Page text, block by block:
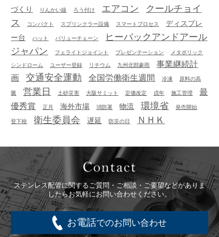
づくり
りんかい線 ろう付け エアコン
クールチョイ
ス
コンパクト スプリンクラー設備 スマートプロセス
ディスプレ
ー台
ハット バリューチェーン
ヒーバックアンドアール
ジャパン
フェライトジョイント プレゼンテーション メタボリック
シンドローム ユーザー登録 リチウム 九州北部豪雨
事業継続計
画
交通安全運動 全国労働衛生週間 冷凍 原料の高
騰 営業日 土砂災害 大阪サミット 定価改定 戌年 施工管理
最
優秀賞
正月 海外市場 消防署 物流 環境省 発売開始
登下校 衛生委員会 遅延 防災の日 ＮＨＫ
ステンレス配管に関するご質問・ご相談・ご要望などがありま
したらお気軽にお問い合わせください。
お電話でのお問い合わせ